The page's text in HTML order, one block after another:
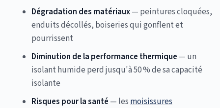
Dégradation des matériaux— peintures cloquées,
enduits décollés, boiseries qui gonflent et
pourrissent
Diminution de la performance thermique — un
isolant humide perd jusqu'à 50 % de sa capacité
isolante
Risques pour la santé — les moisissures